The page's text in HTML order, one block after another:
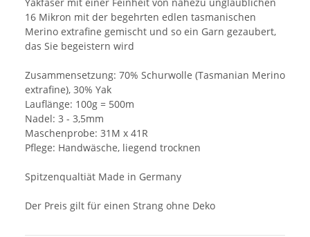
16 Mikron mit der begehrten edlen tasmanischen
Merino extrafine gemischt und so ein Garn gezaubert,
das Sie begeistern wird
Zusammensetzung: 70% Schurwolle (Tasmanian Merino
extrafine), 30% Yak
Lauflänge: 100g = 500m
Nadel: 3 - 3,5mm
Maschenprobe: 31M x 41R
Pflege: Handwäsche, liegend trocknen
Spitzenqualtiät Made in Germany
Der Preis gilt für einen Strang ohne Deko